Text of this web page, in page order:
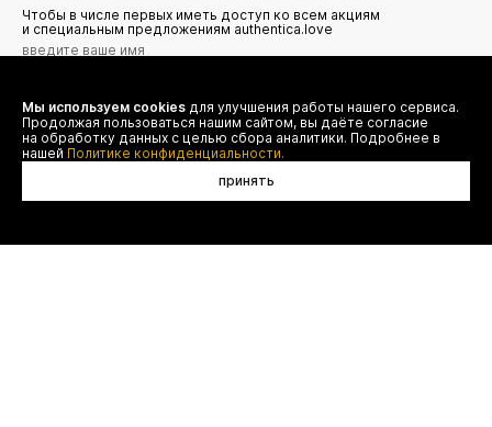
Чтобы в числе первых иметь доступ ко всем акциям
и специальным предложениям authentica.love
Я даю согласие на сбор, обработку и хранение моих
персональных данных (имя, email, телефон) для получения
рекламных и информационных рассылок от ООО 'БТ
Юнайтед', а также ознакомлен(а) с
Политикой конфиденциальности
Мы используем cookies для улучшения работы нашего сервиса.
Продолжая пользоваться нашим сайтом, вы даёте согласие
на обработку данных с целью сбора аналитики. Подробнее в
нашей Политике конфиденциальности.
принять